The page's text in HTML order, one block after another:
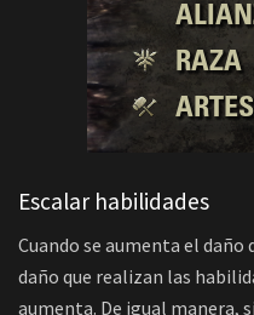
Escalar habilidades
Cuando se aumenta el daño
daño que realizan las
aumenta. De igual manera,